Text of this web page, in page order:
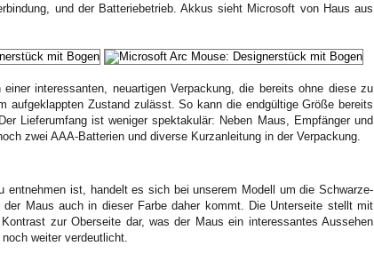
und der Batteriebetrieb. Akkus sieht Microsoft von Haus aus
interessanten, neuartigen Verpackung, die bereits ohne diese zu
aufgeklappten Zustand zulässt. So kann die endgültige Größe bereits
Lieferumfang ist weniger spektakulär: Neben Maus, Empfänger und
zwei AAA-Batterien und diverse Kurzanleitung in der Verpackung.
entnehmen ist, handelt es sich bei unserem Modell um die Schwarze-
der Maus auch in dieser Farbe daher kommt. Die Unterseite stellt mit
zur Oberseite dar, was der Maus ein interessantes Aussehen
weiter verdeutlicht.